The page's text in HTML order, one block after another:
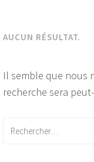
AUCUN RÉSULTAT.
Il semble que nous
recherche sera
Rechercher :